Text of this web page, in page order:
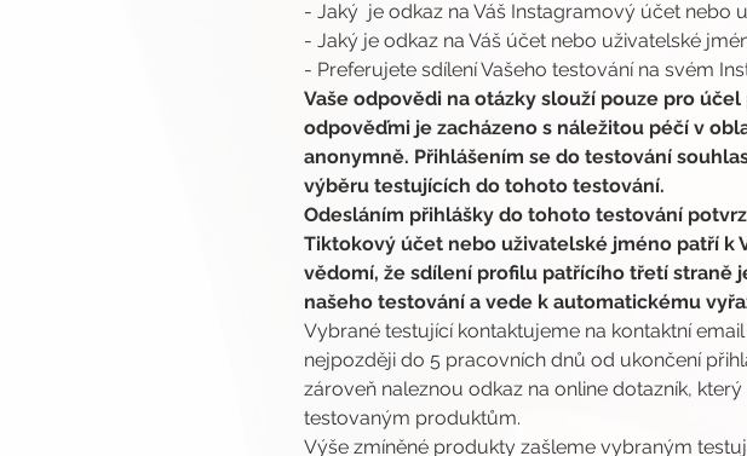
- Jaký  je odkaz na Váš Instagramový účet nebo
- Jaký je odkaz na Váš účet nebo uživatelské
- Preferujete sdílení Vašeho testování na svém
Vaše odpovědi na otázky slouží pouze pro
odpověďmi je zacházeno s náležitou péčí v
anonymně. Přihlášením se do testování
výběru testujících do tohoto testování.
Odesláním přihlášky do tohoto testování
Tiktokový účet nebo uživatelské jméno patří k
vědomí, že sdílení profilu patřícího třetí straně
našeho testování a vede k automatickému
Vybrané testující kontaktujeme na kontaktní
nejpozději do 5 pracovních dnů od ukončení
zároveň naleznou odkaz na online dotazník,
testovaným produktům.
Výše zmíněné produkty zašleme vybraným